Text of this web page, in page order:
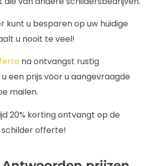
kunt u besparen op uw huidige
u nooit te veel!
na ontvangst rustig
een prijs voor u aangevraagde
mailen.
20% korting ontvangt op de
offerte!